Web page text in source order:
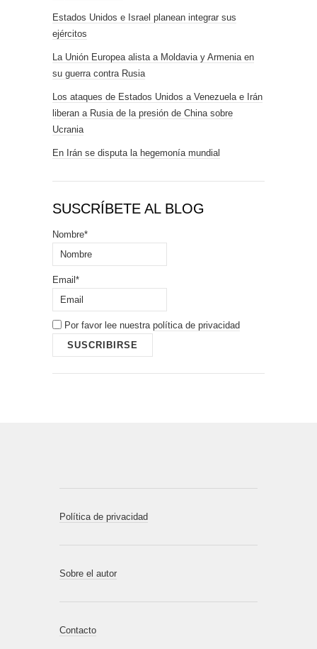
Estados Unidos e Israel planean integrar sus
ejércitos
La Unión Europea alista a Moldavia y Armenia en
su guerra contra Rusia
Los ataques de Estados Unidos a Venezuela e Irán
liberan a Rusia de la presión de China sobre
Ucrania
En Irán se disputa la hegemonía mundial
SUSCRÍBETE AL BLOG
Nombre*
Email*
Por favor lee nuestra política de privacidad
Política de privacidad
Sobre el autor
Contacto